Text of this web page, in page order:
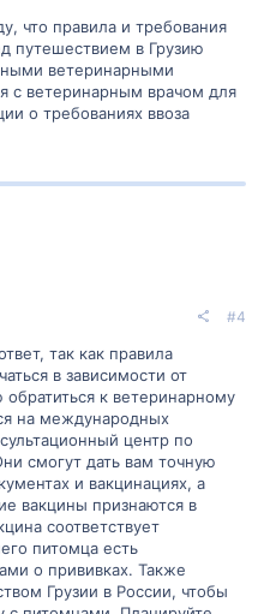
что правила и требования
путешествием в Грузию
ветеринарными
с ветеринарным врачом для
о требованиях ввоза
#4
так как правила
в зависимости от
к ветеринарному
на международных
центр по
смогут дать вам точную
и вакцинациях, а
вакцины признаются в
соответствует
питомца есть
о прививках. Также
Грузии в России, чтобы